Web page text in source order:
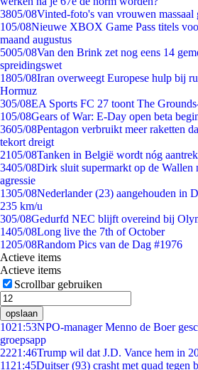
3805/08Vinted-foto's van vrouwen massaal
105/08Nieuwe XBOX Game Pass titels
maand augustus
5005/08Van den Brink zet nog eens 14
spreidingswet
1805/08Iran overweegt Europese hulp bij
Hormuz
305/08EA Sports FC 27 toont The
105/08Gears of War: E-Day open beta
3605/08Pentagon verbruikt meer raketten
tekort dreigt
2105/08Tanken in België wordt nóg
3405/08Dirk sluit supermarkt op de Wallen
agressie
1305/08Nederlander (23) aangehouden in
235 km/u
305/08Gedurfd NEC blijft overeind bij
1405/08Long live the 7th of October
1205/08Random Pics van de Dag #1976
Actieve items
Actieve items
Scrollbar gebruiken
opslaan
1021:53NPO-manager Menno de Boer
groepsapp
2221:46Trump wil dat J.D. Vance hem in
11 21:45Duitser (93) crasht met quad tegen